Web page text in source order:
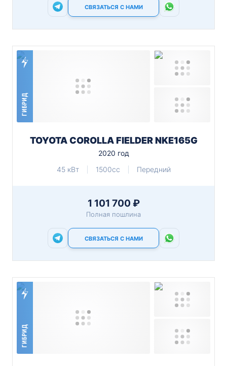
СВЯЗАТЬСЯ С НАМИ
ГИБРИД
TOYOTA COROLLA FIELDER NKE165G
2020 год
45 кВт
1500cc Передний
1 101 700 ₽
Полная пошлина
СВЯЗАТЬСЯ С НАМИ
ГИБРИД